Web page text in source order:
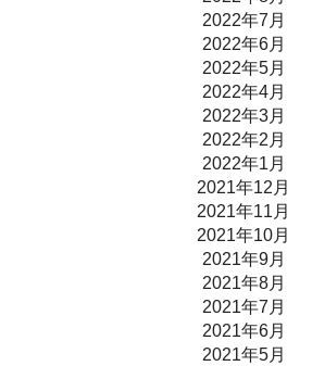
2022年7月
2022年6月
2022年5月
2022年4月
2022年3月
2022年2月
2022年1月
2021年12月
2021年11月
2021年10月
2021年9月
2021年8月
2021年7月
2021年6月
2021年5月